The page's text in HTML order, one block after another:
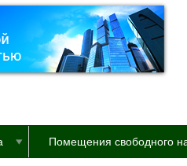
Помещения свободного